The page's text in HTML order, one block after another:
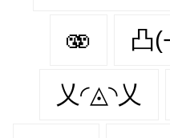
🫨 凸
乂◜◬◝乂